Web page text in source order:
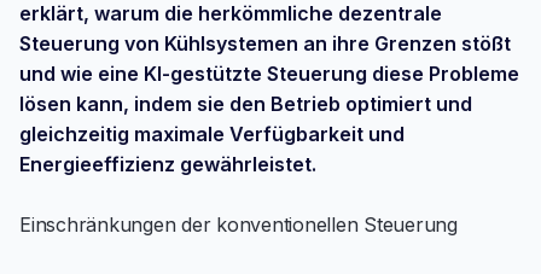
erklärt, warum die herkömmliche dezentrale
Steuerung von Kühlsystemen an ihre Grenzen stößt
und wie eine KI-gestützte Steuerung diese Probleme
lösen kann, indem sie den Betrieb optimiert und
gleichzeitig maximale Verfügbarkeit und
Energieeffizienz gewährleistet.
Einschränkungen der konventionellen Steuerung